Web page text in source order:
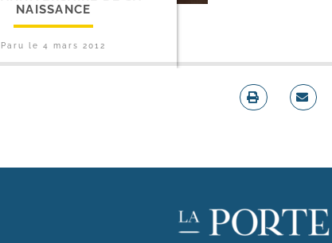
NAISSANCE
Paru le4 mars 2012